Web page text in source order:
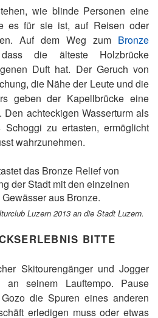
wie blinde Personen eine
es für sie ist, auf Reisen oder
Auf dem Weg zum Bronze
die älteste Holzbrücke
Duft hat. Der Geruch von
die Nähe der Leute und die
geben der Kapellbrücke eine
Den achteckigen Wasserturm als
zu ertasten, ermöglicht
wahrzunehmen.
Luzern 2013 an die Stadt Luzern.
BITTE
Skitourengänger und Jogger
seinem Lauftempo. Pause
die Spuren eines anderen
erledigen muss oder etwas